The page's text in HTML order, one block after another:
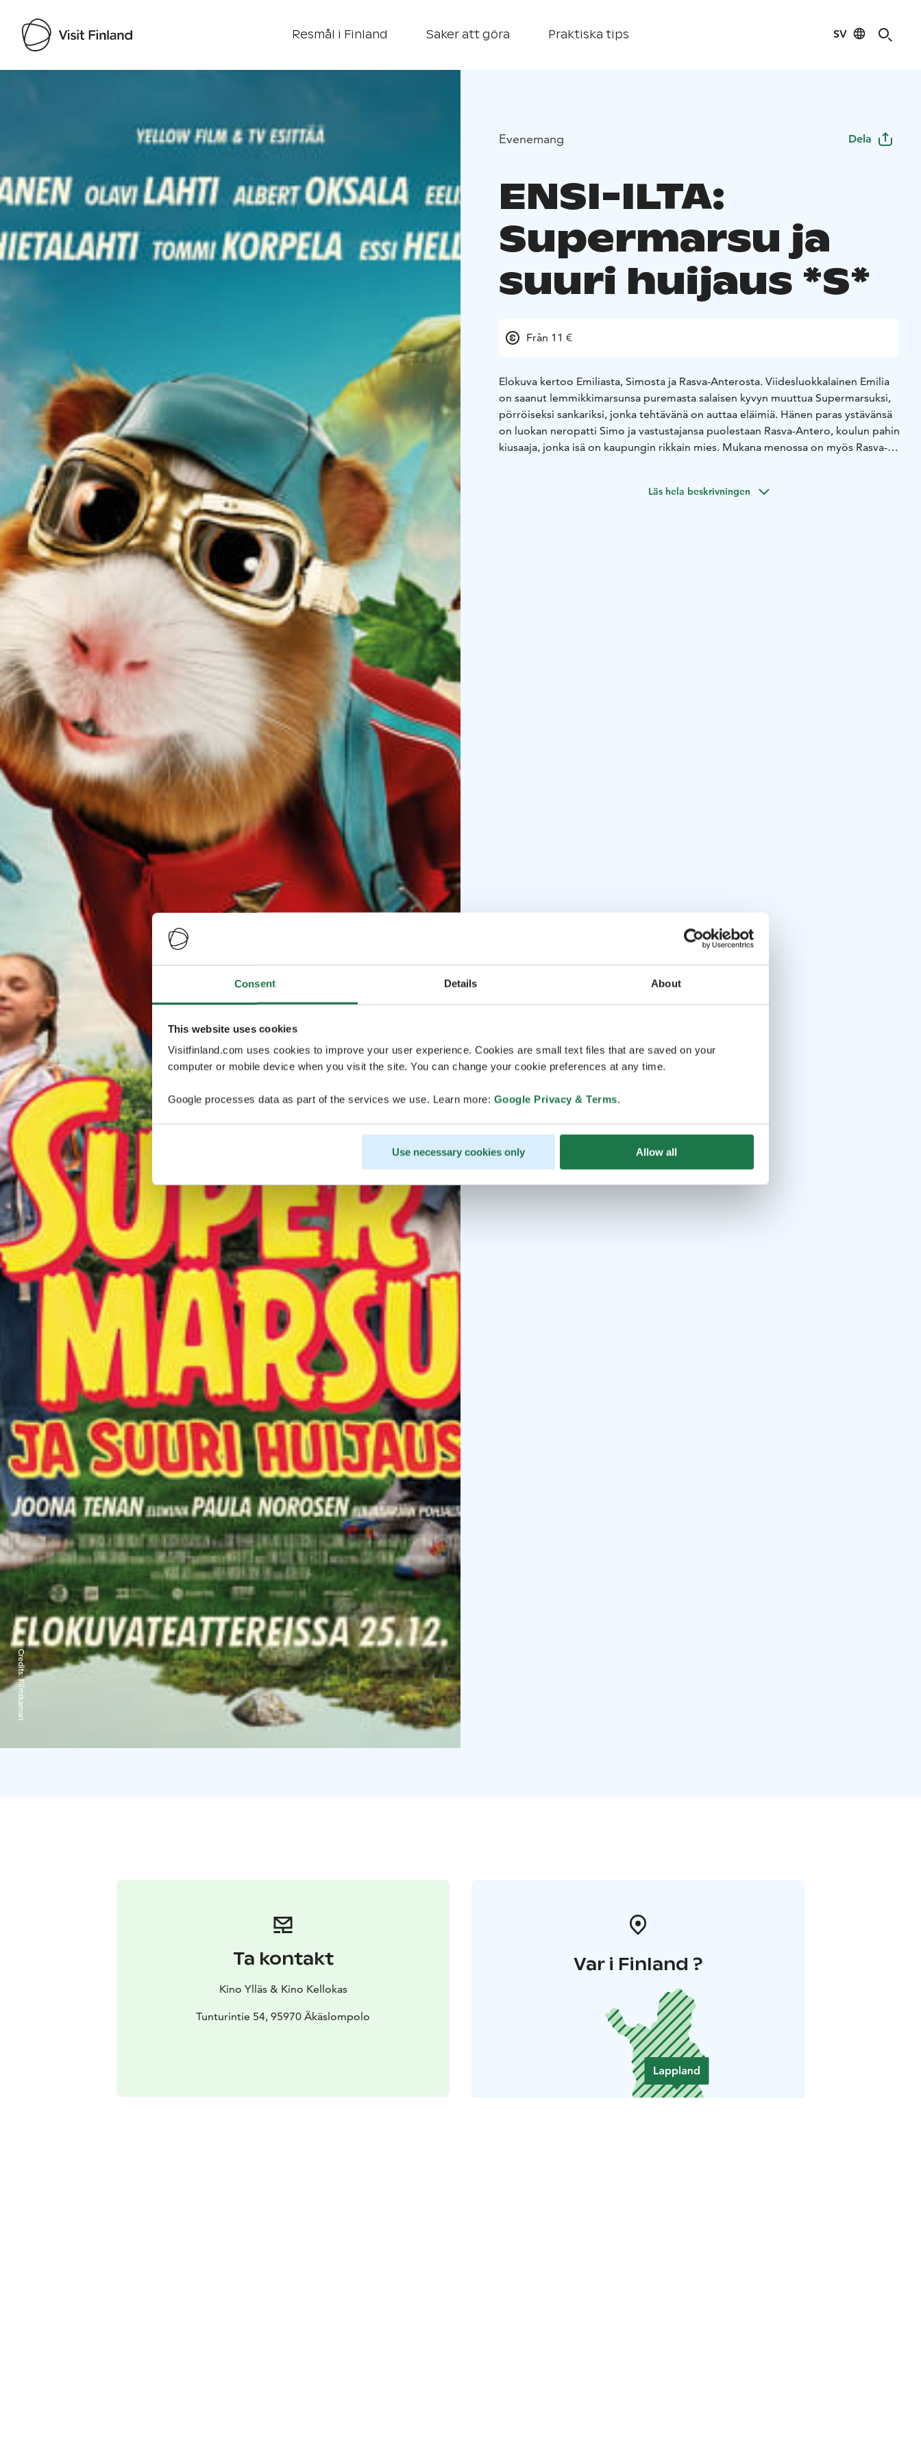
Consent Details About
This website uses cookies
Visitfinland.com uses cookies to improve your user experience. Cookies are small text files that are saved on your
computer or mobile device when you visit the site. You can change your cookie preferences at any time.
Google processes data as part of the services we use. Learn more: Google Privacy & Terms.
Use necessary cookies only Allow all
Resmål i Finland Saker att göra Praktiska tips SV
Visit Finland
Credits:
Filmikamari
Evenemang Dela
ENSI-ILTA:
Supermarsu ja
suuri huijaus *S*
Från 11 €
Elokuva kertoo Emiliasta, Simosta ja Rasva-Anterosta. Viidesluokkalainen Emilia
on saanut lemmikkimarsunsa puremasta salaisen kyvyn muuttua Supermarsuksi,
pörröiseksi sankariksi, jonka tehtävänä on auttaa eläimiä. Hänen paras ystävänsä
on luokan neropatti Simo ja vastustajansa puolestaan Rasva-Antero, koulun pahin
kiusaaja, jonka isä on kaupungin rikkain mies. Mukana menossa on myös Rasva-
Emiliasta tuli supersankari, kun hän sai lahjaksi taianomaisen lemmikkimarsun, joka
Läs hela beskrivningen
Ta kontakt
Kino Ylläs & Kino Kellokas
Tunturintie 54, 95970 Äkäslompolo
Var i Finland ?